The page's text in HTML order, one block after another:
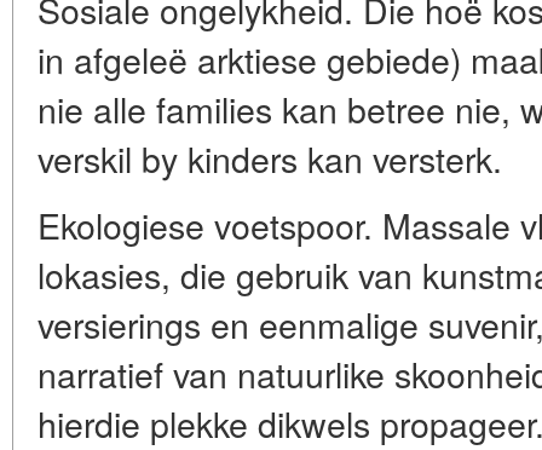
in afgeleë arktiese gebiede)
nie alle families kan betree nie,
verskil by kinders kan versterk.
Ekologiese voetspoor. Massale
lokasies, die gebruik van
versierings en eenmalige
narratief van natuurlike
hierdie plekke dikwels